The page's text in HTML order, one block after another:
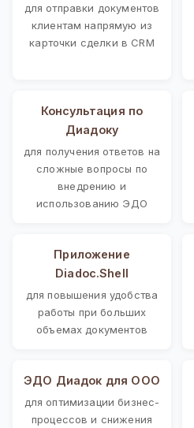
для отправки документов
клиентам напрямую из
карточки сделки в CRM
Консультация по
Диадоку
для получения ответов на
сложные вопросы по
внедрению и
использованию ЭДО
Приложение
Diadoc.Shell
для повышения удобства
работы при больших
объемах документов
ЭДО Диадок для ООО
для оптимизации бизнес-
процессов и снижения